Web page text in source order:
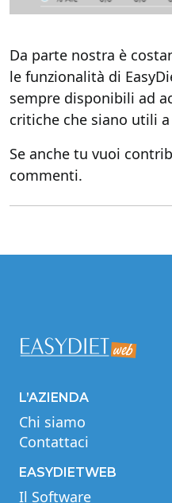
Da parte nostra è
le funzionalità di
sempre disponibili ad
critiche che siano utili
Se anche tu vuoi
commenti.
L’AZIENDA
Chi siamo
Contattaci
EASYDIETWEB
Il Software